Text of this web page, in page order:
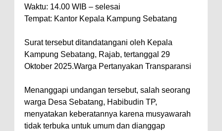
Waktu: 14.00 WIB – selesai
Tempat: Kantor Kepala Kampung Sebatang
Surat tersebut ditandatangani oleh Kepala
Kampung Sebatang, Rajab, tertanggal 29
Oktober 2025.Warga Pertanyakan Transparansi
Menanggapi undangan tersebut, salah seorang
warga Desa Sebatang, Habibudin TP,
menyatakan keberatannya karena musyawarah
tidak terbuka untuk umum dan dianggap